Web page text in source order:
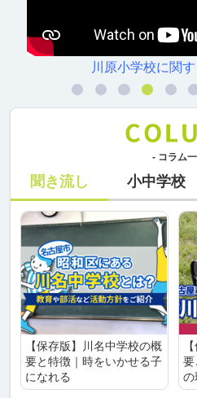
川原小学校に関
- コラム
聞き流し 小中学校
【保存版】川名中学校の概
要と特徴｜時をいかせる子
になれる
要
の